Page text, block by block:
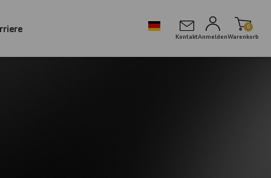
KontaktAnmelden
0
Warenkorb